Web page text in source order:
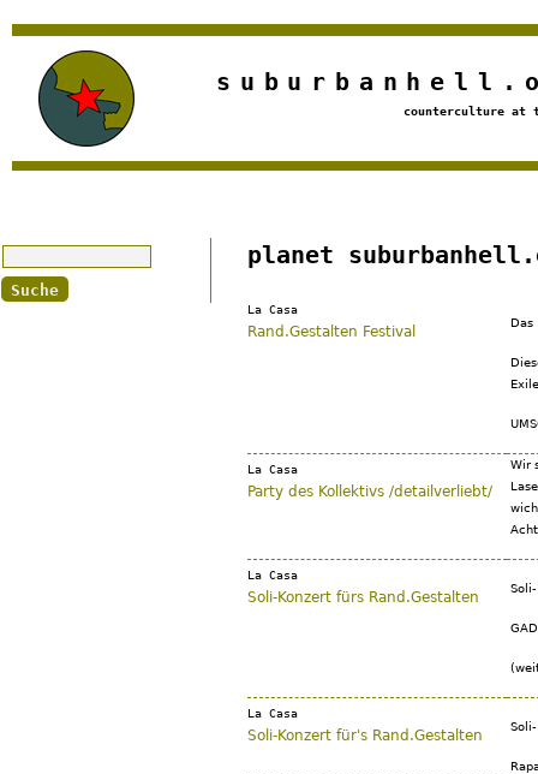
Jump to navigation
counterculture at
planet
La Casa
Rand.Gestalten Festival
Das
La Casa
Party des Kollektivs /detailverliebt/
Wir
La Casa
Soli-Konzert fürs Rand.Gestalten
La Casa
Soli-Konzert für's Rand.Gestalten
Suche